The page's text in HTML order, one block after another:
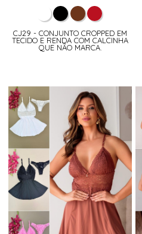
CJ29 - CONJUNTO CROPPED EM
TECIDO E RENDA COM CALCINHA
QUE NÃO MARCA.